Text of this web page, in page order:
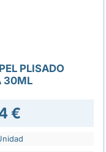
PLISADO
30ML
€